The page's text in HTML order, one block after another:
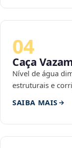
04
Caça
Nível de água
estruturais e
SAIBA MAIS